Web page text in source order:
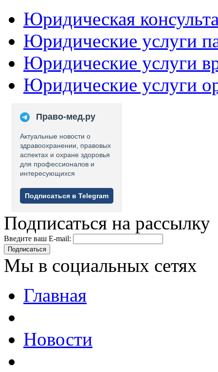
Юридическая
Юридические услуги
Юридические услуги
Юридические услуги
Право-мед.ру
Актуальные новости о
здравоохранении, правовых
аспектах и охране здоровья
для профессионалов и
интересующихся
Подписаться в Telegram
Подписаться на рассылку
Введите ваш E-mail:
Подписаться
Мы в социальных сетях
Главная
Новости